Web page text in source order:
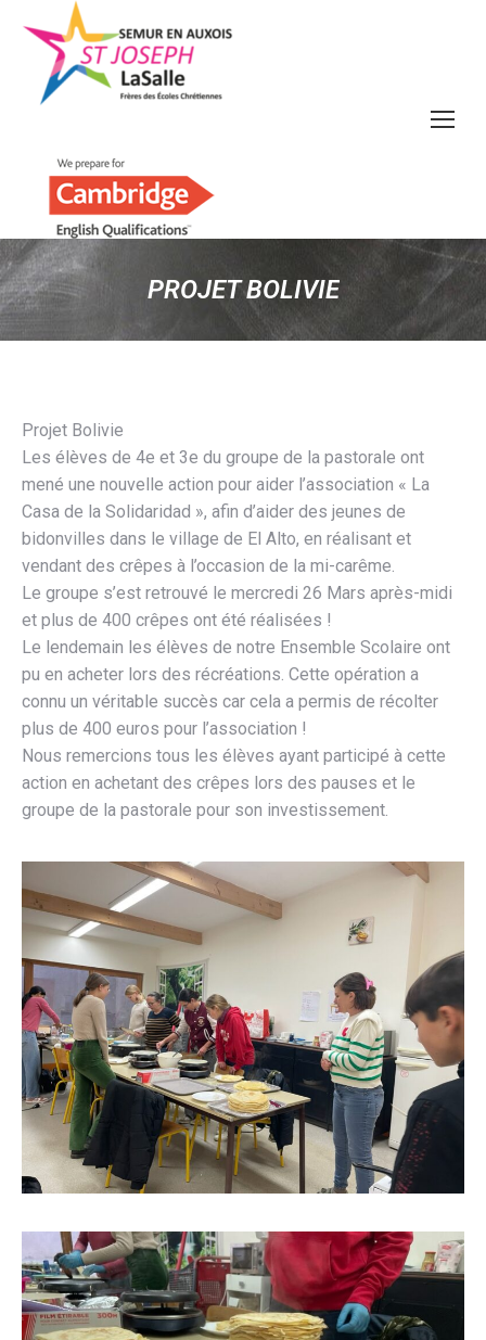
PROJET BOLIVIE
Projet Bolivie
Les élèves de 4e et 3e du groupe de la pastorale ont
mené une nouvelle action pour aider l’association « La
Casa de la Solidaridad », afin d’aider des jeunes de
bidonvilles dans le village de El Alto, en réalisant et
vendant des crêpes à l’occasion de la mi-carême.
Le groupe s’est retrouvé le mercredi 26 Mars après-midi
et plus de 400 crêpes ont été réalisées !
Le lendemain les élèves de notre Ensemble Scolaire ont
pu en acheter lors des récréations. Cette opération a
connu un véritable succès car cela a permis de récolter
plus de 400 euros pour l’association !
Nous remercions tous les élèves ayant participé à cette
action en achetant des crêpes lors des pauses et le
groupe de la pastorale pour son investissement.